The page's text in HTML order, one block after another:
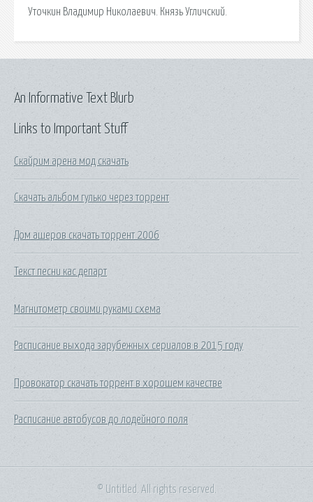
Уточкин Владимир Николаевич. Князь Угличский.
Links to Important Stuff
Скайрим арена мод скачать
Скачать альбом гулько через торрент
Дом ашеров скачать торрент 2006
Текст песни кас департ
Магнитометр своими руками схема
Расписание выхода зарубежных сериалов в 2015 году
Провокатор скачать торрент в хорошем качестве
Расписание автобусов до лодейного поля
An Informative Text Blurb
© Untitled. All rights reserved.